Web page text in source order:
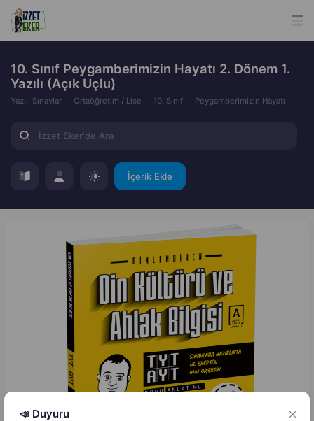
10. Sınıf Peygamberimizin Hayatı 2. Dönem 1.
Yazılı (Açık Uçlu)
Yazılı Sınavlar Ortaöğretim / Lise 10. Sınıf Peygamberimizin Hayatı
İçerik Ekle
📣 Duyuru